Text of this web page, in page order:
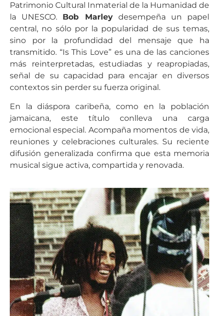
Patrimonio Cultural Inmaterial de la Humanidad de
la UNESCO. Bob Marleydesempeña un papel
central, no sólo por la popularidad de sus temas,
sino por la profundidad del mensaje que ha
transmitido. “Is This Love” es una de las canciones
más reinterpretadas, estudiadas y reapropiadas,
señal de su capacidad para encajar en diversos
contextos sin perder su fuerza original.
En la diáspora caribeña, como en la población
jamaicana, este título conlleva una carga
emocional especial. Acompaña momentos de vida,
reuniones y celebraciones culturales. Su reciente
difusión generalizada confirma que esta memoria
musical sigue activa, compartida y renovada.